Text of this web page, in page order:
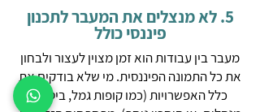
5. לא מנצלים את המעבר לתכנון
פיננסי כולל
מעבר בין עבודות הוא זמן מצוין לעצור ולבחון
את כל התמונה הפיננסית. מי שלא בודקים את
כלל האפשרויות (כמו קופות גמל, ביטוחי